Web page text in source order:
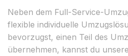
Neben dem Full-Service-
flexible individuelle
bevorzugst, einen Teil des
übernehmen, kannst du